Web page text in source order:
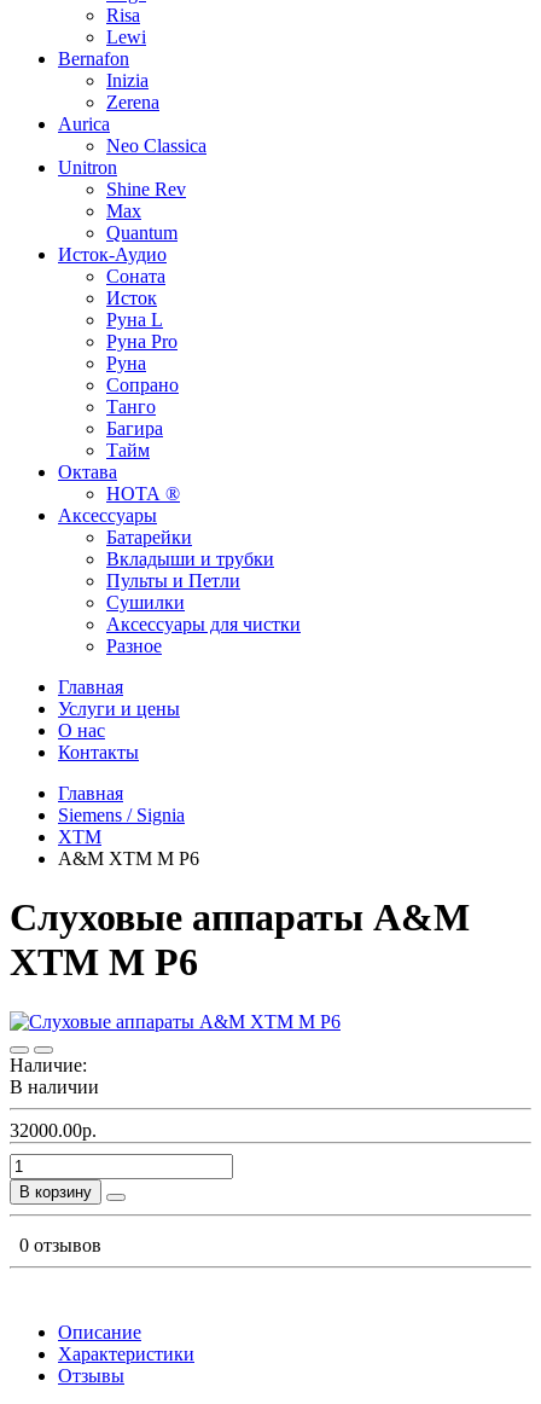
Risa
Lewi
Bernafon
Inizia
Zerena
Aurica
Neo Classica
Unitron
Shine Rev
Max
Quantum
Исток-Аудио
Соната
Исток
Руна L
Руна Pro
Руна
Сопрано
Танго
Багира
Тайм
Октава
НОТА ®
Аксессуары
Батарейки
Вкладыши и трубки
Пульты и Петли
Сушилки
Аксессуары для чистки
Разное
Главная
Услуги и цены
О нас
Контакты
Главная
Siemens / Signia
XTM
A&M XTM M P6
Слуховые аппараты A&M
XTM M P6
Наличие:
В наличии
32000.00р.
В корзину
0 отзывов
Описание
Характеристики
Отзывы